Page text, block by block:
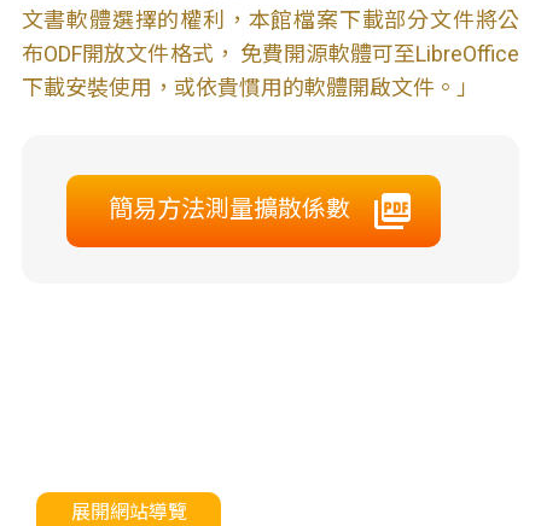
文書軟體選擇的權利，本館檔案下載部分文件將公
布ODF開放文件格式， 免費開源軟體可至LibreOffice
下載安裝使用，或依貴慣用的軟體開啟文件。」
簡易方法測量擴散係數
展開網站導覽